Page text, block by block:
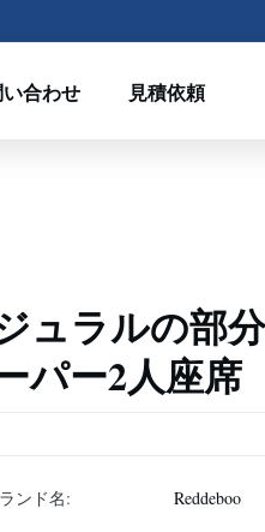
合わせ 見積依頼
ュラルの部
パー2人座席
ンド名: Reddeboo